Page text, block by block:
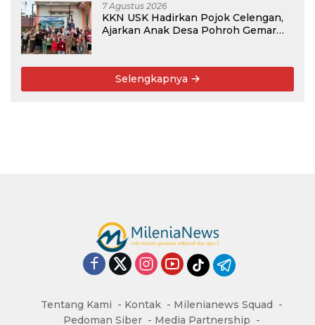
7 Agustus 2026
KKN USK Hadirkan Pojok Celengan,
Ajarkan Anak Desa Pohroh Gemar
Selengkapnya
Tentang Kami Kontak
Milenianews Squad
Pedoman Siber
Media Partnership